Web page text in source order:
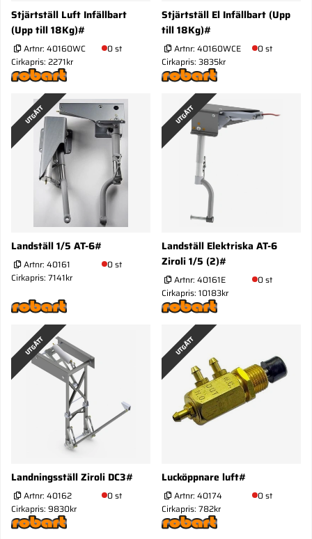
Stjärtställ Luft Infällbart
(Upp till 18Kg)#
Artnr: 40160WC
0 st
Cirkapris: 2271kr
Stjärtställ El Infällbart (Upp
till 18Kg)#
Artnr: 40160WCE
0 st
Cirkapris: 3835kr
UTGÅTT
Landställ 1/5 AT-6#
Artnr: 40161
0 st
Cirkapris: 7141kr
UTGÅTT
Landställ Elektriska AT-6
Ziroli 1/5 (2)#
Artnr: 40161E
0 st
Cirkapris: 10183kr
UTGÅTT
Landningsställ Ziroli DC3#
Artnr: 40162
0 st
Cirkapris: 9830kr
UTGÅTT
Lucköppnare luft#
Artnr: 40174
0 st
Cirkapris: 782kr